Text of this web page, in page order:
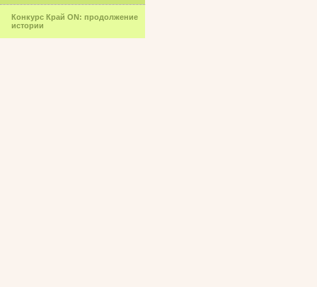
Конкурс Край ON: продолжение
истории